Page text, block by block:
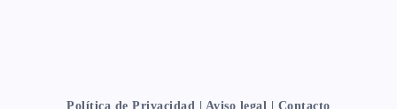
Política de Privacidad | Aviso legal | Contacto